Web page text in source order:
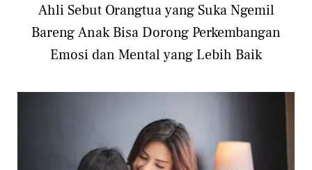
Ahli Sebut Orangtua yang Suka Ngemil
Bareng Anak Bisa Dorong Perkembangan
Emosi dan Mental yang Lebih Baik